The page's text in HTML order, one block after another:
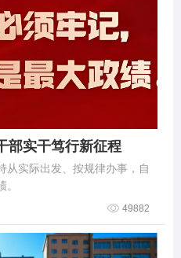
部实干笃行新征程
从实际出发、按规律办事，自
49882